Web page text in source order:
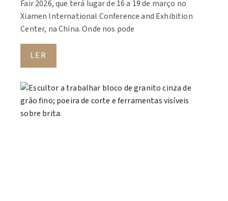
Fair 2026, que terá lugar de 16 a 19 de março no
Xiamen International Conference and Exhibition
Center, na China. Onde nos pode
LER